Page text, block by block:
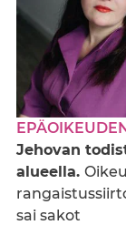
Jehovan
alueella.
sai sakot